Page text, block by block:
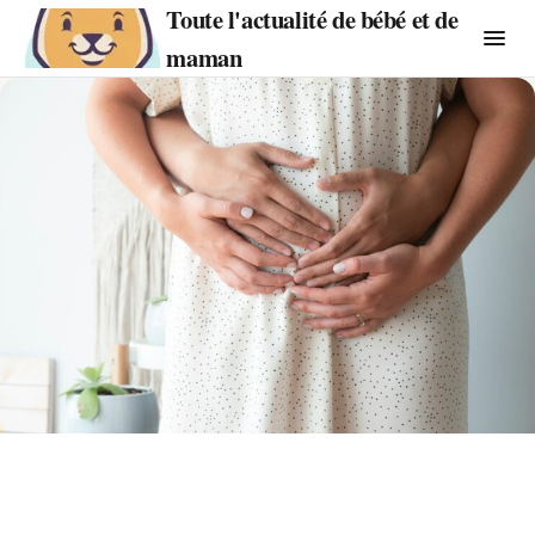
Toute l'actualité de bébé et de
maman